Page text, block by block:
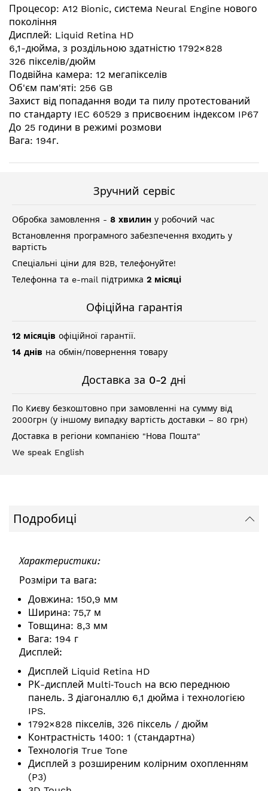
зображень
Процесор: A12 Bionic, система Neural Engine нового
покоління
Дисплей: Liquid Retina HD
6,1-дюйма, з роздільною здатністю 1792×828
326 пікселів/дюйм
Подвійна камера: 12 мегапікселів
Об'єм пам'яті: 256 GB
Захист від попадання води та пилу протестований
по стандарту IEC 60529 з присвоєним індексом IP67
До 25 години в режимі розмови
Вага: 194г.
Зручний сервіс
Обробка замовлення - 8 хвилин у робочий час
Встановлення програмного забезпечення входить у
вартість
Спеціальні ціни для B2B, телефонуйте!
Телефонна та e-mail підтримка 2 місяці
Офіційна гарантія
12 місяців офіційної гарантії.
14 днів на обмін/повернення товару
Доставка за 0-2 дні
По Києву безкоштовно при замовленні на сумму від
2000грн (у іншому випадку вартість доставки – 80 грн)
Доставка в регіони компанією "Нова Пошта"
We speak English
Подробиці
Характеристики:
Розміри та вага:
Довжина: 150,9 мм
Ширина: 75,7 м
Товщина: 8,3 мм
Вага: 194 г
Дисплей:
Дисплей Liquid Retina HD
РК-дисплей Multi‑Touch на всю переднюю
панель. З діагоналлю 6,1 дюйма і технологією
IPS.
1792×828 пікселів, 326 піксель / дюйм
Контрастність 1400: 1 (стандартна)
Технологія True Tone
Дисплей з розширеним колірним охопленням
(P3)